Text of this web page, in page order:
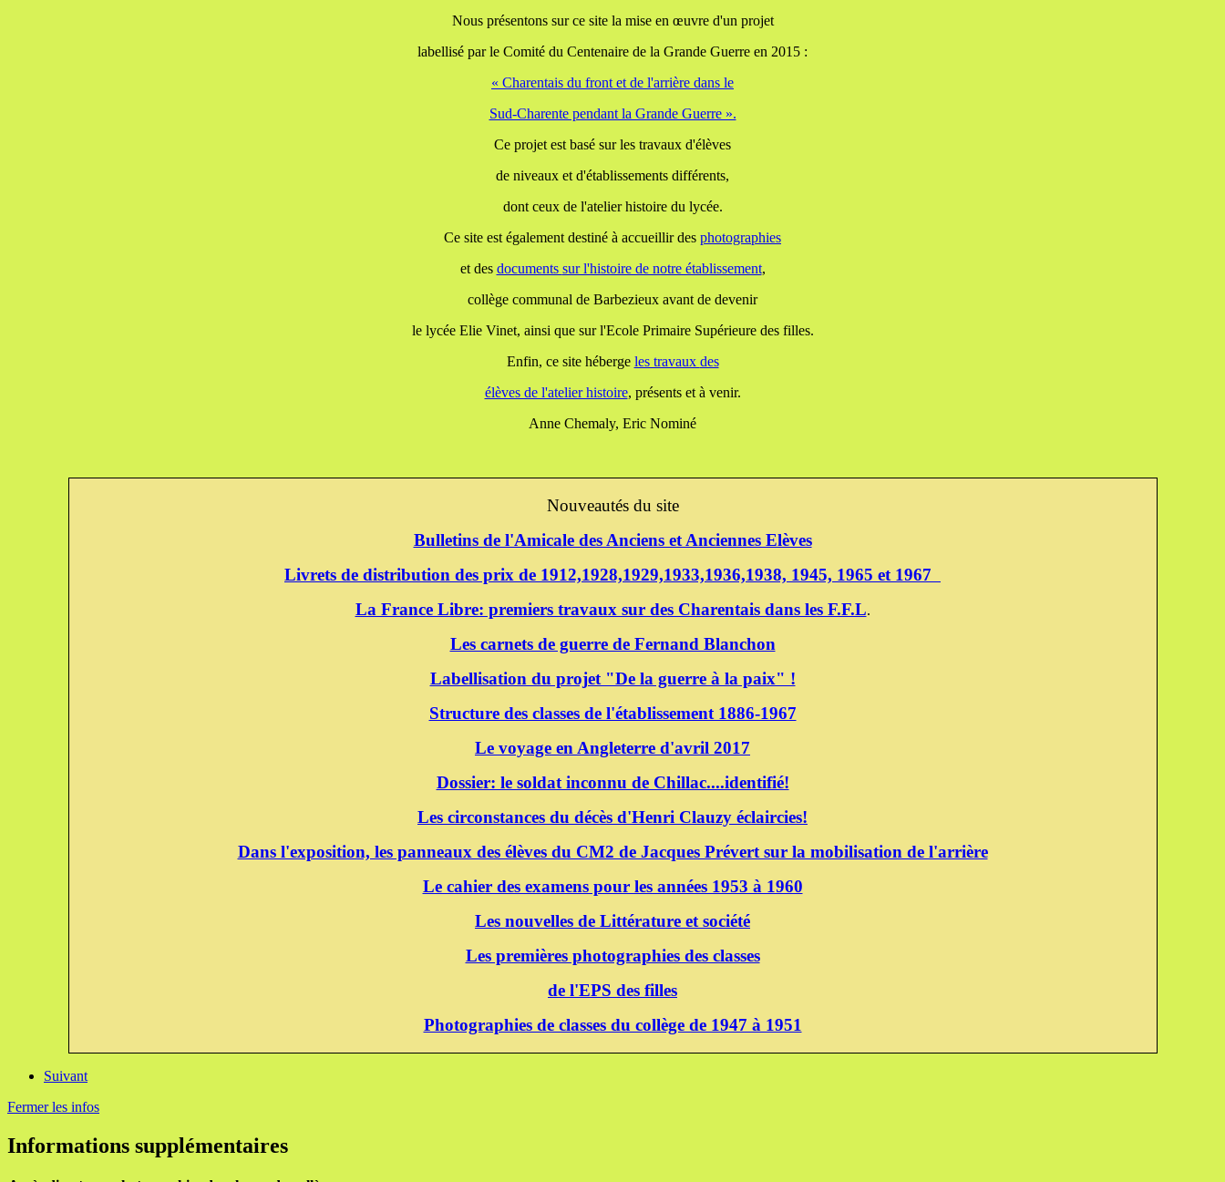
Nous présentons sur ce site la mise en œuvre d'un projet
labellisé par le Comité du Centenaire de la Grande Guerre en 2015 :
« Charentais du front et de l'arrière dans le
Sud-Charente pendant la Grande Guerre ».
Ce projet est basé sur les travaux d'élèves
de niveaux et d'établissements différents,
dont ceux de l'atelier histoire du lycée.
Ce site est également destiné à accueillir des photographies
et des documents sur l'histoire de notre établissement,
collège communal de Barbezieux avant de devenir
le lycée Elie Vinet, ainsi que sur l'Ecole Primaire Supérieure des filles.
Enfin, ce site héberge les travaux des
élèves de l'atelier histoire, présents et à venir.
Anne Chemaly, Eric Nominé
Nouveautés du site
Bulletins de l'Amicale des Anciens et Anciennes Elèves
Livrets de distribution des prix de 1912,1928,1929,1933,1936,1938, 1945, 1965 et 1967
La France Libre: premiers travaux sur des Charentais dans les F.F.L.
Les carnets de guerre de Fernand Blanchon
Labellisation du projet "De la guerre à la paix" !
Structure des classes de l'établissement 1886-1967
Le voyage en Angleterre d'avril 2017
Dossier: le soldat inconnu de Chillac....identifié!
Les circonstances du décès d'Henri Clauzy éclaircies!
Dans l'exposition, les panneaux des élèves du CM2 de Jacques Prévert sur la mobilisation de l'arrière
Le cahier des examens pour les années 1953 à 1960
Les nouvelles de Littérature et société
Les premières photographies des classes
de l'EPS des filles
Photographies de classes du collège de 1947 à 1951
Suivant
Fermer les infos
Informations supplémentaires